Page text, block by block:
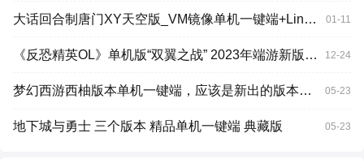
大话回合制唐门XY天空版_VM镜像单机一键端+Linux学习手工服务端_GM物品充值后台 01-11
《反恐精英OL》单机版“双翼之战” 2023年端游新版本发布，含修改器 12-24
梦幻西游西柚版本单机一键端，应该是新出的版本，有网页GM后台 05-23
地下城与勇士 三个版本 精品单机一键端 典藏版 05-23